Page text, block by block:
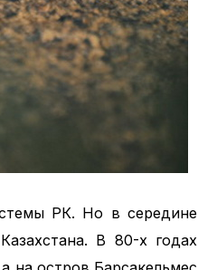
РК. Но в середине
В 80-х годах